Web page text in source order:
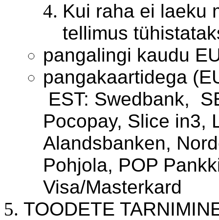
Kui raha ei laeku
tellimus
pangalingi kaudu
pangakaartidega
EST: Swedbank,
Pocopay, Slice
Alandsbanken,
Pohjola, POP
Visa/Masterkard
TOODETE